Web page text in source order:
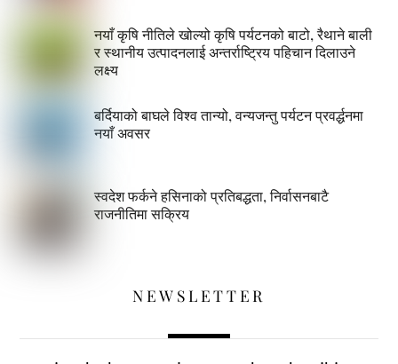
नयाँ कृषि नीतिले खोल्यो कृषि पर्यटनको बाटो, रैथाने बाली
र स्थानीय उत्पादनलाई अन्तर्राष्ट्रिय पहिचान दिलाउने
लक्ष्य
बर्दियाको बाघले विश्व तान्यो, वन्यजन्तु पर्यटन प्रवर्द्धनमा
नयाँ अवसर
स्वदेश फर्कने हसिनाको प्रतिबद्धता, निर्वासनबाटै
राजनीतिमा सक्रिय
NEWSLETTER